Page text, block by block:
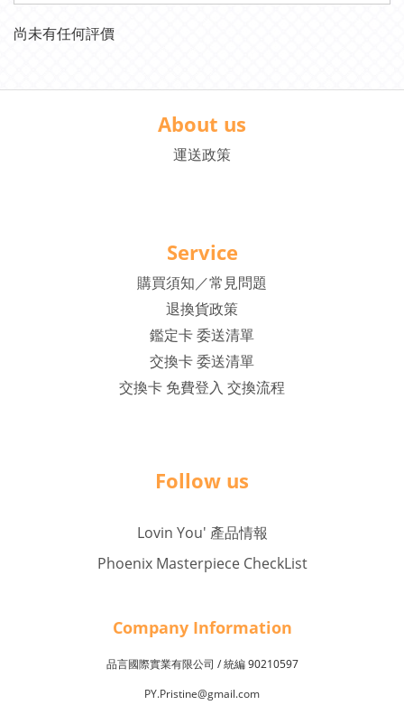
尚未有任何評價
About us
運送政策
Service
購買須知／常見問題
退換貨政策
鑑定卡 委送清單
交換卡 委送清單
交換卡 免費登入 交換流程
Follow us
Lovin You' 產品情報
Phoenix Masterpiece CheckList
Company Information
品言國際實業有限公司 /統編90210597
PY.Pristine@gmail.com